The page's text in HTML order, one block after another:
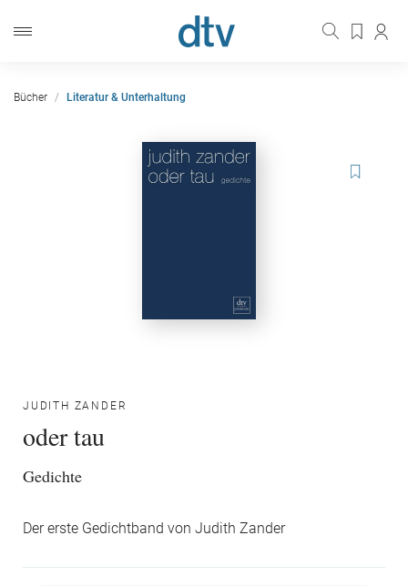
Bücher Literatur & Unterhaltung
JUDITH ZANDER
oder tau
Gedichte
Der erste Gedichtband von Judith Zander